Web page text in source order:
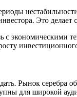
Это
с
Рынок серебра
для широкой